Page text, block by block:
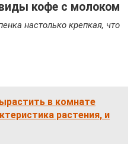
кофе с молоком
настолько крепкая, что
в комнате
растения, и